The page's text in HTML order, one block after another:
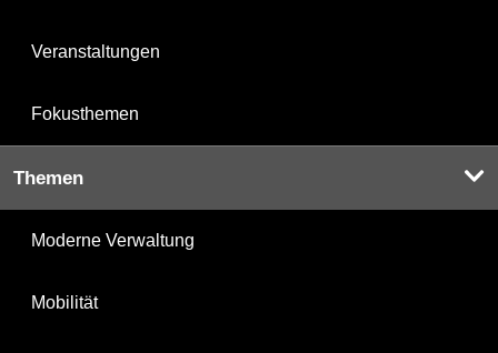
Veranstaltungen
Fokusthemen
Themen
Moderne Verwaltung
Mobilität